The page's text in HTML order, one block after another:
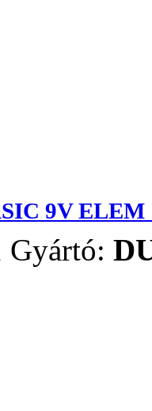
9V ELEM
Gyártó: